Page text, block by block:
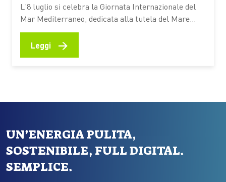
L’8 luglio si celebra la Giornata Internazionale del
Mar Mediterraneo, dedicata alla tutela del Mare
Nostrum e dei suoi ecosistemi. Tra questi c’è la
Posidonia oceanica, una pianta marina che
Leggi →
UN’ENERGIA PULITA,
SOSTENIBILE, FULL DIGITAL.
SEMPLICE.